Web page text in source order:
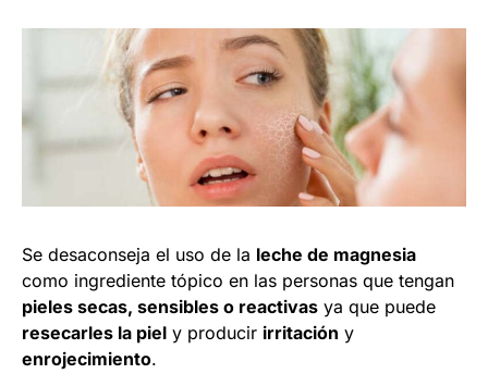
Se desaconseja el uso de la leche de magnesia
como ingrediente tópico en las personas que tengan
pieles secas, sensibles o reactivas ya que puede
resecarles la piel y producir irritación y
enrojecimiento.